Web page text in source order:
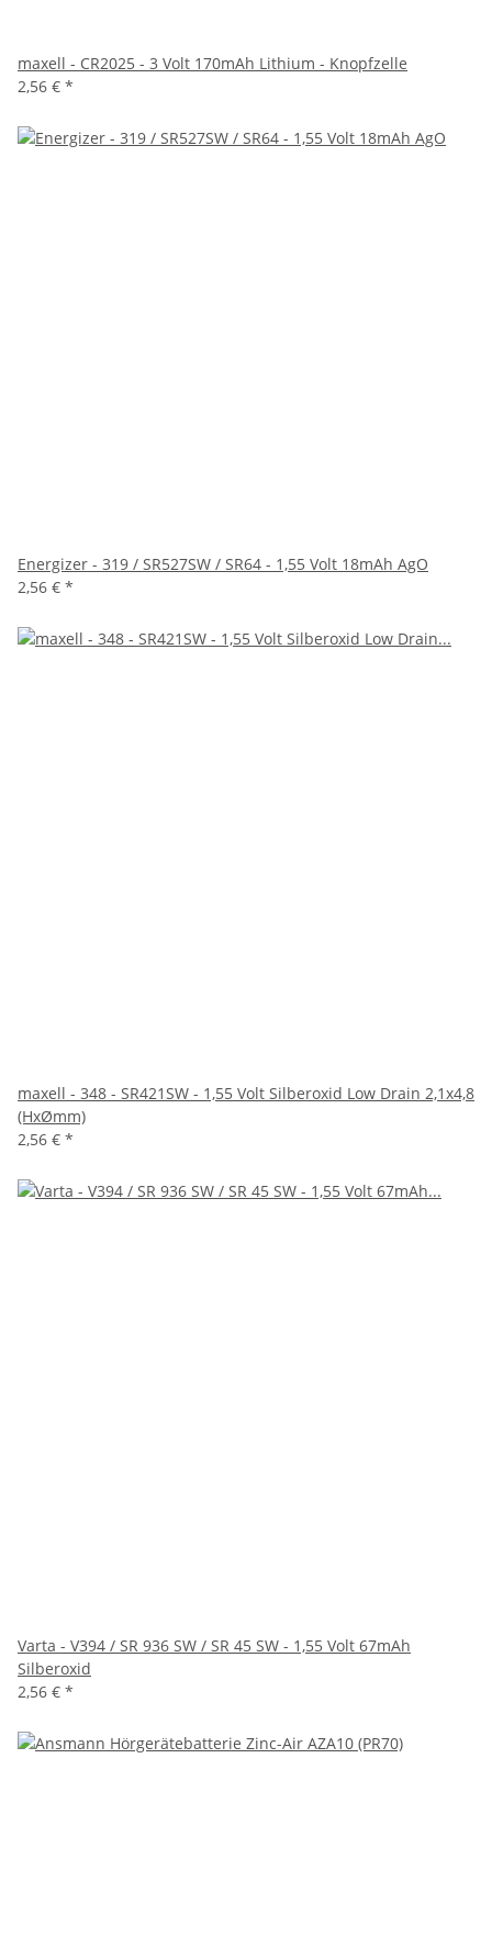
maxell - CR2025 - 3 Volt 170mAh Lithium - Knopfzelle
2,56 € *
Energizer - 319 / SR527SW / SR64 - 1,55 Volt 18mAh AgO
2,56 € *
maxell - 348 - SR421SW - 1,55 Volt Silberoxid Low Drain 2,1x4,8
(HxØmm)
2,56 € *
Varta - V394 / SR 936 SW / SR 45 SW - 1,55 Volt 67mAh
Silberoxid
2,56 € *